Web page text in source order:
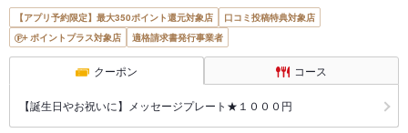
【アプリ予約限定】最大350ポイント還元対象店
口コミ投稿特典対象店
ポイントプラス対象店
適格請求書発行事業者
クーポン コース
【誕生日やお祝いに】メッセージプレート★１０００円